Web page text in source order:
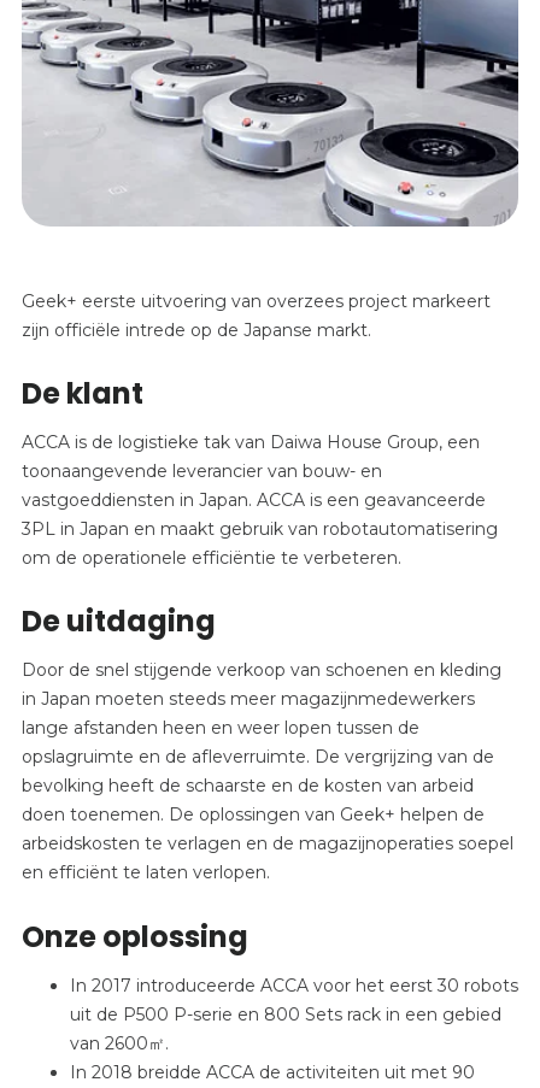
Geek+ eerste uitvoering van overzees project markeert
zijn officiële intrede op de Japanse markt.
De klant
ACCA is de logistieke tak van Daiwa House Group, een
toonaangevende leverancier van bouw- en
vastgoeddiensten in Japan. ACCA is een geavanceerde
3PL in Japan en maakt gebruik van robotautomatisering
om de operationele efficiëntie te verbeteren.
De uitdaging
Door de snel stijgende verkoop van schoenen en kleding
in Japan moeten steeds meer magazijnmedewerkers
lange afstanden heen en weer lopen tussen de
opslagruimte en de afleverruimte. De vergrijzing van de
bevolking heeft de schaarste en de kosten van arbeid
doen toenemen. De oplossingen van Geek+ helpen de
arbeidskosten te verlagen en de magazijnoperaties soepel
en efficiënt te laten verlopen.
Onze oplossing
In 2017 introduceerde ACCA voor het eerst 30 robots
uit de P500 P-serie en 800 Sets rack in een gebied
van 2600㎡.
In 2018 breidde ACCA de activiteiten uit met 90